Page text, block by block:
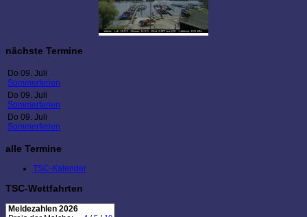
nächste Termine
Do 09. Juli
Sommerferien
Do 09. Juli
Sommerferien
Do 09. Juli
Sommerferien
alle Termine
TSC-Kalender
TSC-Wettfahrten
Meldezahlen 2026